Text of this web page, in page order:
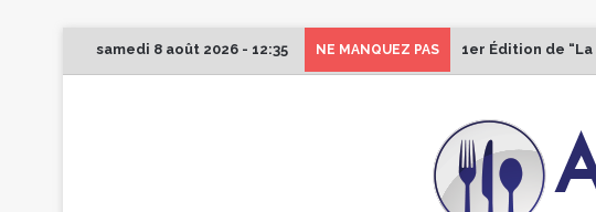
samedi 8 août 2026 - 12:35 NE MANQUEZ PAS 1er Édition de “La